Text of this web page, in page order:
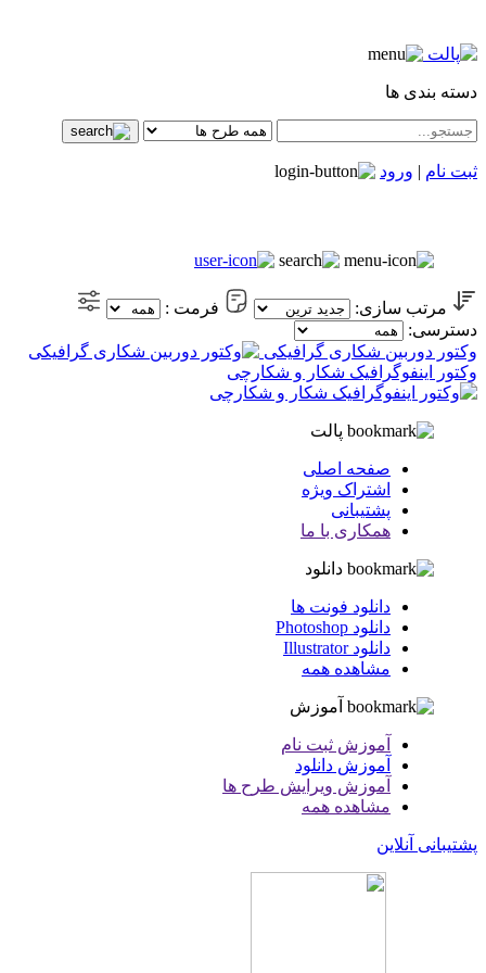
دسته بندی ها
ثبت نام | ورود
مرتب سازی:
فرمت :
دسترسی:
وکتور دوربین شکاری گرافیکی
وکتور اینفوگرافیک شکار و شکارچی
پالت
صفحه اصلی
اشتراک ویژه
پشتیبانی
همکاری با ما
دانلود
دانلود فونت ها
دانلود Photoshop
دانلود Illustrator
مشاهده همه
آموزش
آموزش ثبت نام
آموزش دانلود
آموزش ویرایش طرح ها
مشاهده همه
پشتیبانی آنلاین